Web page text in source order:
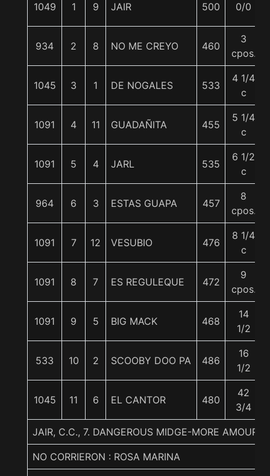
1049 1 9 JAIR 500 0/0
934 2 8 NO ME CREYO 460
3
cpos.
1045 3 1 DE NOGALES 533
4 1/4
c
1091 4 11 GUADAÑITA 455
5 1/4
c
1091 5 4 JARL 535
6 1/2
c
964 6 3 ESTAS GUAPA 457
8
cpos.
1091 7 12 VESUBIO 476
8 1/4
c
1091 8 7 ES REGULEQUE 472
9
cpos.
1091 9 5 BIG MACK 468
14
1/2
533 10 2 SCOOBY DOO PA 486
16
1/2
1045 11 6 EL CANTOR 480
42
3/4
JAIR, C.C., 7. DANGEROUS MIDGE-MORE AMOUR-
NO CORRIERON : ROSA MARINA